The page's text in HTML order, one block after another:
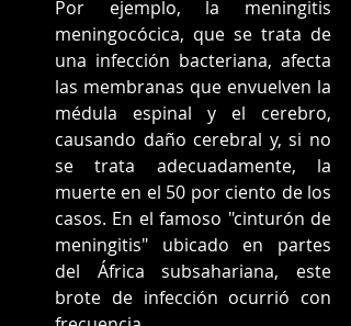
Por ejemplo, la meningitis
meningocócica, que se trata de
una infección bacteriana, afecta
las membranas que envuelven la
médula espinal y el cerebro,
causando daño cerebral y, si no
se trata adecuadamente, la
muerte en el 50 por ciento de los
casos. En el famoso "cinturón de
meningitis" ubicado en partes
del África subsahariana, este
brote de infección ocurrió con